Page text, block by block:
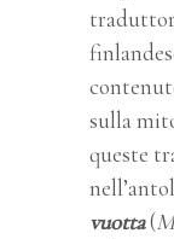
sulla
queste
vuotta(